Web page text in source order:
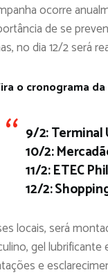
ocorre
de se
no dia 12/2 será
o cronograma da
9/2: Terminal
10/2:
11/2: ETEC
12/2:
locais, será
gel
e